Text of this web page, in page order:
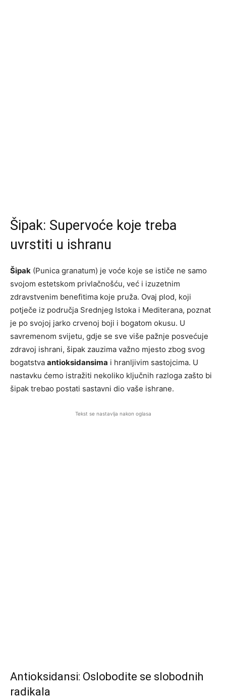
Šipak: Supervoće koje treba
uvrstiti u ishranu
Šipak (Punica granatum) je voće koje se ističe ne samo
svojom estetskom privlačnošću, već i izuzetnim
zdravstvenim benefitima koje pruža. Ovaj plod, koji
potječe iz područja Srednjeg Istoka i Mediterana, poznat
je po svojoj jarko crvenoj boji i bogatom okusu. U
savremenom svijetu, gdje se sve više pažnje posvećuje
zdravoj ishrani, šipak zauzima važno mjesto zbog svog
bogatstva antioksidansima i hranljivim sastojcima. U
nastavku ćemo istražiti nekoliko ključnih razloga zašto bi
šipak trebao postati sastavni dio vaše ishrane.
Tekst se nastavlja nakon oglasa
Antioksidansi: Oslobodite se slobodnih
radikala